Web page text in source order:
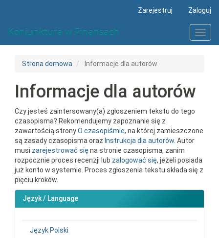
##plugins.themes.bootstrap3.accessible_menu.sidebar##
Zarejestruj Zaloguj
Koniunktura w Finansach
Strona domowa Informacje dla autorów
Informacje dla autorów
Czy jesteś zaintersowany(a) zgłoszeniem tekstu do tego
czasopisma? Rekomendujemy zapoznanie się z
zawartością stronyO czasopiśmie, na której zamieszczone
są zasady czasopisma oraz Instrukcja dla autorów . Autor
musi zarejestrować się na stronie czasopisma, zanim
rozpocznie proces recenzji lub zalogować się, jeżeli posiada
już konto w systemie. Proces zgłoszenia tekstu składa się z
pięciu kroków.
Język / Language
Język Polski